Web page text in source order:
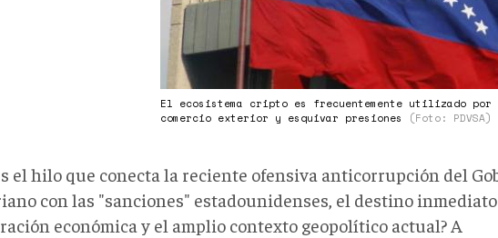
El ecosistema cripto es frecuentemente utilizado
comercio exterior y esquivar presiones
(Foto: PDVSA)
el hilo que conecta la reciente ofensiva anticorrupción del
con las "sanciones" estadounidenses, el destino
económica y el amplio contexto geopolítico actual? A